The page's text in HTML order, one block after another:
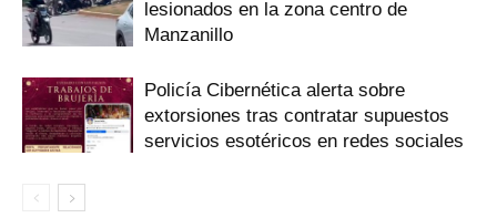
lesionados en la zona centro de
Manzanillo
Policía Cibernética alerta sobre
extorsiones tras contratar supuestos
servicios esotéricos en redes sociales